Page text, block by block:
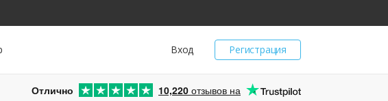
Регистрация
Вход
Отлично 10,220 отзывов на